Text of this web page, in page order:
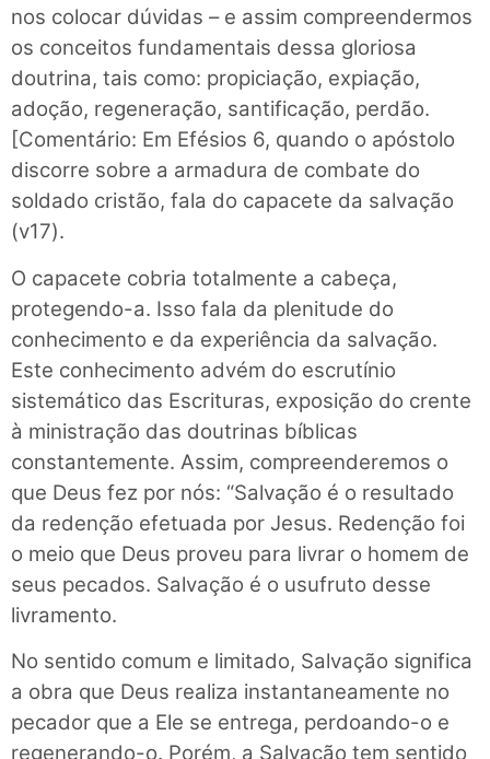
nos colocar dúvidas – e assim compreendermos
os conceitos fundamentais dessa gloriosa
doutrina, tais como: propiciação, expiação,
adoção, regeneração, santificação, perdão.
[Comentário: Em Efésios 6, quando o apóstolo
discorre sobre a armadura de combate do
soldado cristão, fala do capacete da salvação
(v17).
O capacete cobria totalmente a cabeça,
protegendo-a. Isso fala da plenitude do
conhecimento e da experiência da salvação.
Este conhecimento advém do escrutínio
sistemático das Escrituras, exposição do crente
à ministração das doutrinas bíblicas
constantemente. Assim, compreenderemos o
que Deus fez por nós: “Salvação é o resultado
da redenção efetuada por Jesus. Redenção foi
o meio que Deus proveu para livrar o homem de
seus pecados. Salvação é o usufruto desse
livramento.
No sentido comum e limitado, Salvação significa
a obra que Deus realiza instantaneamente no
pecador que a Ele se entrega, perdoando-o e
regenerando-o. Porém, a Salvação tem sentido